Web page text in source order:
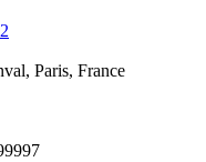
Paris, France